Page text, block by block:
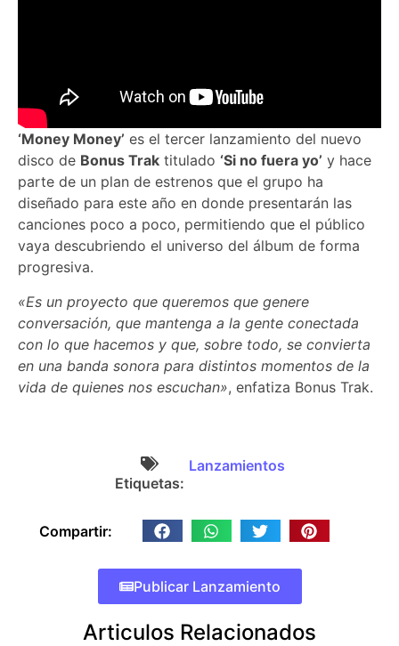
‘Money Money’ es el tercer lanzamiento del nuevo
disco de Bonus Trak titulado ‘Si no fuera yo’ y hace
parte de un plan de estrenos que el grupo ha
diseñado para este año en donde presentarán las
canciones poco a poco, permitiendo que el público
vaya descubriendo el universo del álbum de forma
progresiva.
«Es un proyecto que queremos que genere
conversación, que mantenga a la gente conectada
con lo que hacemos y que, sobre todo, se convierta
en una banda sonora para distintos momentos de la
vida de quienes nos escuchan», enfatiza Bonus Trak.
Etiquetas:
Lanzamientos
Compartir:
Publicar Lanzamiento
Articulos Relacionados